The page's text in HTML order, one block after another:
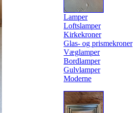
Lamper
Loftslamper
Kirkekroner
Glas- og prismekroner
Væglamper
Bordlamper
Gulvlamper
Moderne